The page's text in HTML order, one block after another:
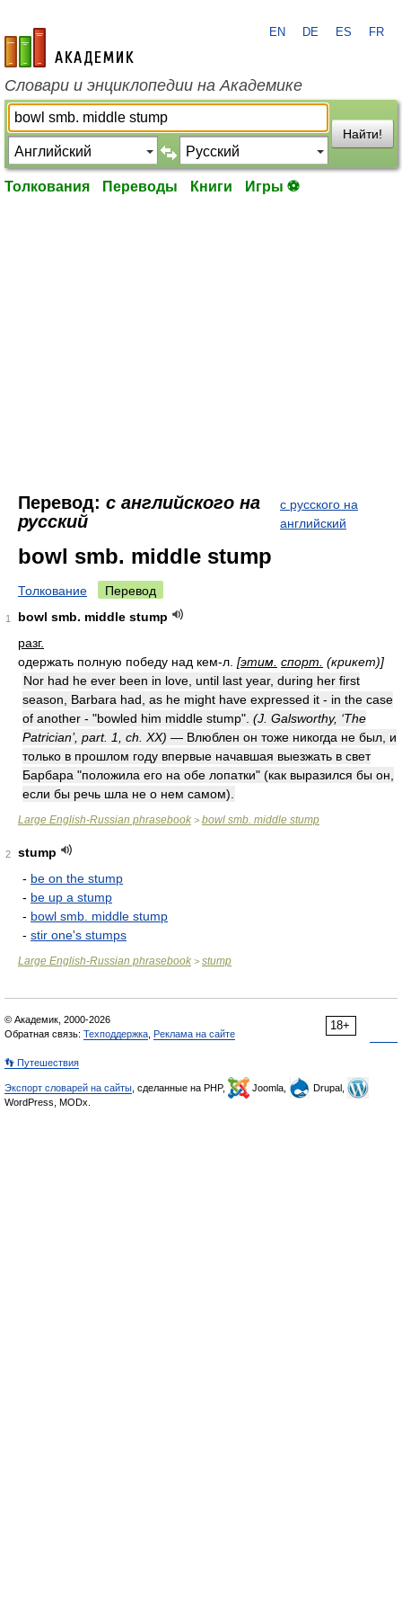
academic.ru
EN DE ES FR
Словари и энциклопедии на Академике
Найти!
Толкования Переводы Книги Игры ⚽
Перевод: с английского на
русский
с русского на
английский
bowl smb. middle stump
Толкование Перевод
1
bowl smb. middle stump
разг.
одержать полную победу над кем-л. [этим. спорт. (крикет)]
Nor had he ever been in love, until last year, during her first
season, Barbara had, as he might have expressed it - in the case
of another - "bowled him middle stump". (J. Galsworthy, ‘The
Patrician’, part. 1, ch. XX) — Влюблен он тоже никогда не был, и
только в прошлом году впервые начавшая выезжать в свет
Барбара "положила его на обе лопатки" (как выразился бы он,
если бы речь шла не о нем самом).
Large English-Russian phrasebook > bowl smb. middle stump
2
stump
- be on the stump
- be up a stump
- bowl smb. middle stump
- stir one's stumps
Large English-Russian phrasebook > stump
18+
© Академик, 2000-2026
Обратная связь: Техподдержка Реклама на сайте
👣 Путешествия
Экспорт словарей на сайты , сделанные на PHP, Joomla,
Drupal,
WordPress, MODx.